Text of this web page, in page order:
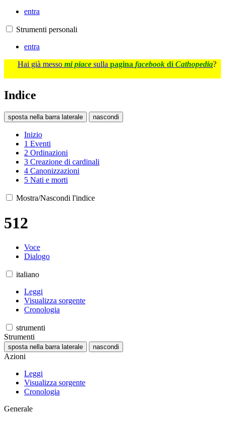
entra
Strumenti personali
entra
Hai già messo mi piace sulla pagina facebook di Cathopedia?
Indice
sposta nella barra laterale nascondi
Inizio
1 Eventi
2 Ordinazioni
3 Creazione di cardinali
4 Canonizzazioni
5 Nati e morti
Mostra/Nascondi l'indice
512
Voce
Dialogo
italiano
Leggi
Visualizza sorgente
Cronologia
strumenti
Strumenti
sposta nella barra laterale nascondi
Azioni
Leggi
Visualizza sorgente
Cronologia
Generale